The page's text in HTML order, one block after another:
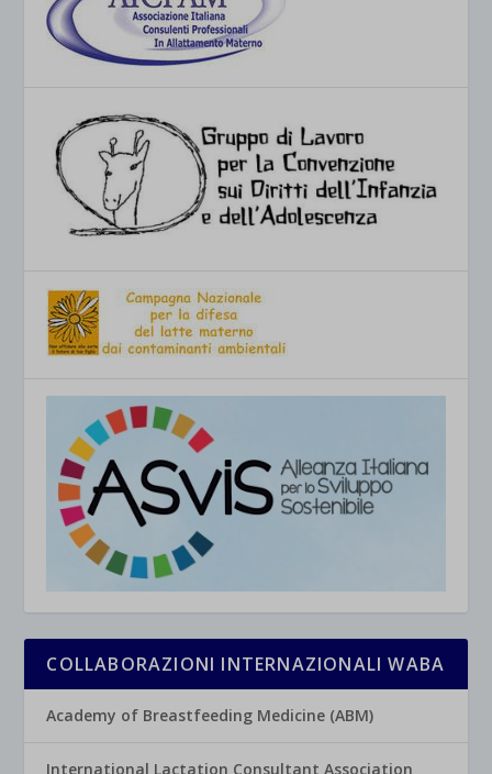
COLLABORAZIONI INTERNAZIONALI WABA
Academy of Breastfeeding Medicine (ABM)
International Lactation Consultant Association